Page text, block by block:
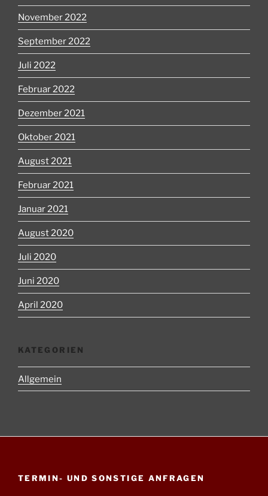
November 2022
September 2022
Juli 2022
Februar 2022
Dezember 2021
Oktober 2021
August 2021
Februar 2021
Januar 2021
August 2020
Juli 2020
Juni 2020
April 2020
KATEGORIEN
Allgemein
TERMIN- UND SONSTIGE ANFRAGEN